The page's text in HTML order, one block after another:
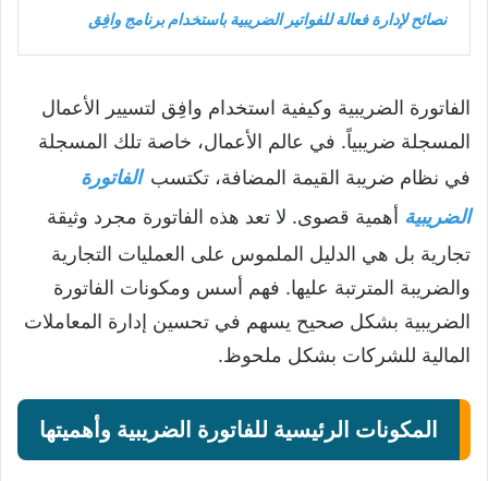
نصائح لإدارة فعالة للفواتير الضريبية باستخدام برنامج وافِق
الفاتورة الضريبية وكيفية استخدام وافِق لتسيير الأعمال
المسجلة ضريبياً. في عالم الأعمال، خاصة تلك المسجلة
في نظام ضريبة القيمة المضافة، تكتسب الفاتورة
الضريبية أهمية قصوى. لا تعد هذه الفاتورة مجرد وثيقة
تجارية بل هي الدليل الملموس على العمليات التجارية
والضريبة المترتبة عليها. فهم أسس ومكونات الفاتورة
الضريبية بشكل صحيح يسهم في تحسين إدارة المعاملات
المالية للشركات بشكل ملحوظ.
المكونات الرئيسية للفاتورة الضريبية وأهميتها